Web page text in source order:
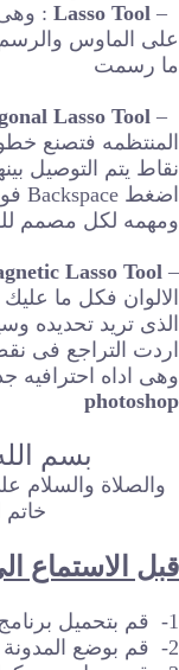
–
Lasso Tool : وهى
على الماوس
ما رسمت
–
Lasso Tool
المنتظمه فتصنع
نقاط يتم التوصيل
ومهمه لكل مصمم
–
Lasso Tool
الالوان فكل ما
الذى تريد تحديده
وهى اداه
photoshop
بسم
والصلاة والسلام
خاتم
قبل الاستماع
1- قم بتحميل برنامج الفوتوشوب سى سى او اس 6
2- قم بوضع المدونة فى مفضلاتك لمتابعة باقى الدورة